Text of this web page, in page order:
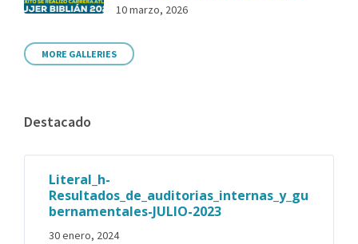
10 marzo, 2026
MORE GALLERIES
Destacado
Literal_h-
Resultados_de_auditorias_internas_y_gu
bernamentales-JULIO-2023
30 enero, 2024